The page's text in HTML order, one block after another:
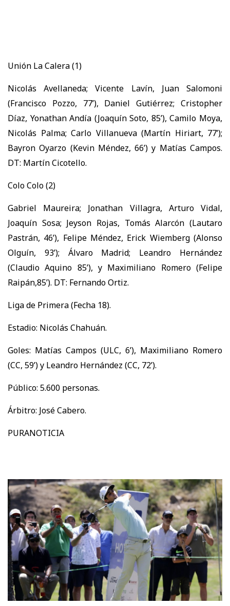
Unión La Calera (1)
Nicolás Avellaneda; Vicente Lavín, Juan Salomoni
(Francisco Pozzo, 77’), Daniel Gutiérrez; Cristopher
Díaz, Yonathan Andía (Joaquín Soto, 85’), Camilo Moya,
Nicolás Palma; Carlo Villanueva (Martín Hiriart, 77’);
Bayron Oyarzo (Kevin Méndez, 66’) y Matías Campos.
DT: Martín Cicotello.
Colo Colo (2)
Gabriel Maureira; Jonathan Villagra, Arturo Vidal,
Joaquín Sosa; Jeyson Rojas, Tomás Alarcón (Lautaro
Pastrán, 46’), Felipe Méndez, Erick Wiemberg (Alonso
Olguín, 93’); Álvaro Madrid; Leandro Hernández
(Claudio Aquino 85’), y Maximiliano Romero (Felipe
Raipán,85’). DT: Fernando Ortiz.
Liga de Primera (Fecha 18).
Estadio: Nicolás Chahuán.
Goles: Matías Campos (ULC, 6’), Maximiliano Romero
(CC, 59’) y Leandro Hernández (CC, 72’).
Público: 5.600 personas.
Árbitro: José Cabero.
PURANOTICIA